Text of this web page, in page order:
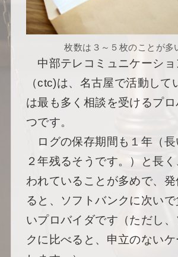
枚数は３～５枚のことが多
中部テレコミュニケーショ
（ctc)は、名古屋で活動して
は最も多く相談を受けるプ
つです。
ログの保存期間も１年（長
２年残るそうです。）と長
われていることが多めで、
ると、ソフトバンクに次いで
いプロバイダです（ただし
クに比べると、申立のない